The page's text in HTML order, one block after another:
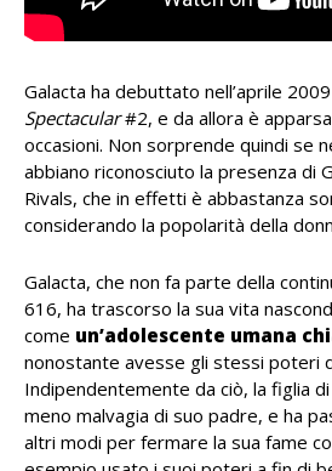
Galacta ha debuttato nell’aprile
Spectacular#2, e da allora è
occasioni. Non sorprende quindi se
abbiano riconosciuto la presenza di
Rivals, che in effetti è abbastanza
considerando la popolarità della
Galacta, che non fa parte della
616, ha trascorso la sua vita
come un’adolescente umana
nonostante avesse gli stessi poteri
Indipendentemente da ciò, la figlia
meno malvagia di suo padre, e ha
altri modi per fermare la sua fame